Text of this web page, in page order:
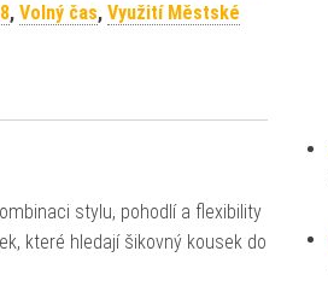
, Volný čas, Využití Městské
stylu, pohodlí a flexibility
které hledají šikovný kousek do